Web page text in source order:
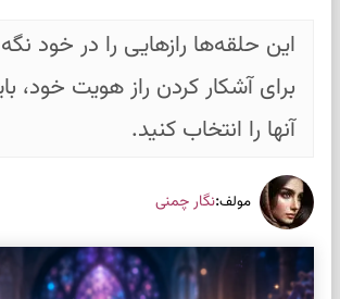
این حلقه‌ها رازهایی را در خود
برای آشکار کردن راز هویت خود،
آنها را انتخاب کنید.
مولف:نگار چمنی